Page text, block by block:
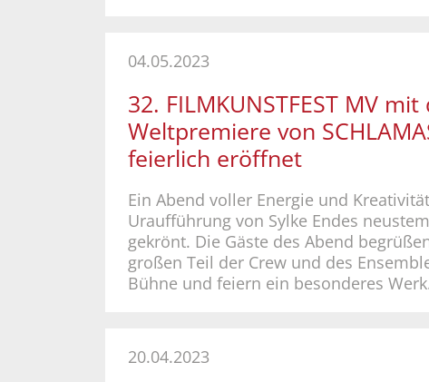
04.05.2023
32. FILMKUNSTFEST MV mit
Weltpremiere von
feierlich eröffnet
Ein Abend voller Energie und
Uraufführung von Sylke Endes
gekrönt. Die Gäste des Abend
großen Teil der Crew und des
Bühne und feiern ein besonderes
20.04.2023